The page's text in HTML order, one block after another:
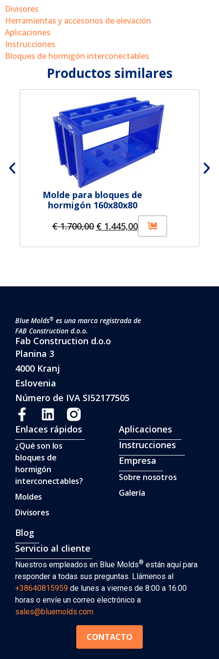
Divisores
Herramientas y accesorios de elevación
Aplicaciones
Instrucciones
Bloques de hormigón interconectables
Productos similares
Molde para bloques de
hormigón 160x80x80
€1.700,00 €1.445,00
Blue Molds® es una marca registrada de
FAB Construction d.o.o.
Fab Construction d.o.o
Planina 3
4000 Kranj
Eslovenia
Número de IVA SI52177505
Enlaces rápidos
¿Qué son los
bloques de
hormigón
interconectables?
Moldes
Divisores
Aplicaciones
Instrucciones
Empresa
Sobre nosotros
Galería
Blog
Servicio al cliente
Nuestros empleados en Blue Molds® están aquí para
responder a todas sus preguntas. Llámenos al
+38640815959 de lunes a viernes de 8:00 a 16:00
horas o envíe un correo electrónico a
sales@bluemolds.com
CONTACTO